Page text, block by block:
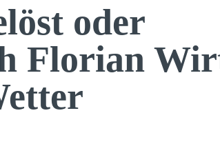
oder
Florian